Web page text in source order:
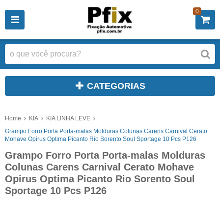
0
CATEGORIAS
Home KIA
KIA LINHA LEVE
Grampo Forro Porta Porta-malas Molduras Colunas Carens Carnival Cerato
Mohave Opirus Optima Picanto Rio Sorento Soul Sportage 10 Pcs P126
Grampo Forro Porta Porta-malas Molduras
Colunas Carens Carnival Cerato Mohave
Opirus Optima Picanto Rio Sorento Soul
Sportage 10 Pcs P126